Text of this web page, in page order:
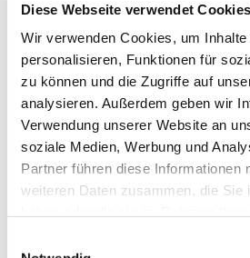
Diese Webseite verwendet Cookies
Wir verwenden Cookies, um
personalisieren, Funktionen für
zu können und die Zugriffe auf
analysieren. Außerdem geben wir
Verwendung unserer Website an
soziale Medien, Werbung und
Partner führen diese Informationen
weiteren Daten zusammen, die Sie